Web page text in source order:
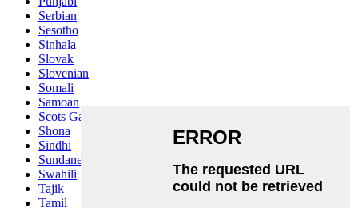
Serbian
Sesotho
Sinhala
Slovak
Slovenian
Somali
Samoan
Scots Gaelic
Shona
Sindhi
Sundanese
Swahili
Tajik
Tamil